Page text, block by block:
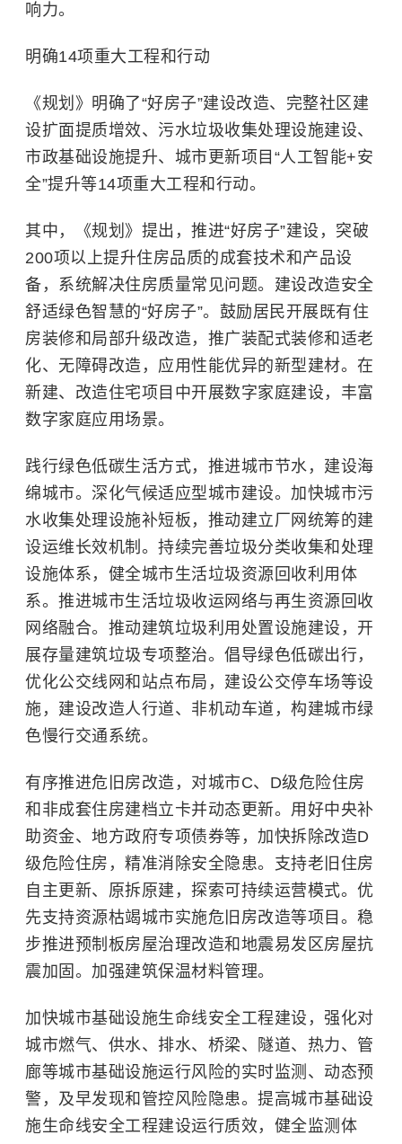
响力。
明确14项重大工程和行动
《规划》明确了“好房子”建设改造、完整社区建
设扩面提质增效、污水垃圾收集处理设施建设、
市政基础设施提升、城市更新项目“人工智能+安
全”提升等14项重大工程和行动。
其中，《规划》提出，推进“好房子”建设，突破
200项以上提升住房品质的成套技术和产品设
备，系统解决住房质量常见问题。建设改造安全
舒适绿色智慧的“好房子”。鼓励居民开展既有住
房装修和局部升级改造，推广装配式装修和适老
化、无障碍改造，应用性能优异的新型建材。在
新建、改造住宅项目中开展数字家庭建设，丰富
数字家庭应用场景。
践行绿色低碳生活方式，推进城市节水，建设海
绵城市。深化气候适应型城市建设。加快城市污
水收集处理设施补短板，推动建立厂网统筹的建
设运维长效机制。持续完善垃圾分类收集和处理
设施体系，健全城市生活垃圾资源回收利用体
系。推进城市生活垃圾收运网络与再生资源回收
网络融合。推动建筑垃圾利用处置设施建设，开
展存量建筑垃圾专项整治。倡导绿色低碳出行，
优化公交线网和站点布局，建设公交停车场等设
施，建设改造人行道、非机动车道，构建城市绿
色慢行交通系统。
有序推进危旧房改造，对城市C、D级危险住房
和非成套住房建档立卡并动态更新。用好中央补
助资金、地方政府专项债券等，加快拆除改造D
级危险住房，精准消除安全隐患。支持老旧住房
自主更新、原拆原建，探索可持续运营模式。优
先支持资源枯竭城市实施危旧房改造等项目。稳
步推进预制板房屋治理改造和地震易发区房屋抗
震加固。加强建筑保温材料管理。
加快城市基础设施生命线安全工程建设，强化对
城市燃气、供水、排水、桥梁、隧道、热力、管
廊等城市基础设施运行风险的实时监测、动态预
警，及早发现和管控风险隐患。提高城市基础设
施生命线安全工程建设运行质效，健全监测体